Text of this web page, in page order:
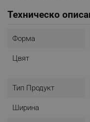
Техническо
Форма
Цвят
Тип Продукт
Ширина